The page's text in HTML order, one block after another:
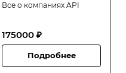
Все о компаниях API
175000 ₽
Подробнее